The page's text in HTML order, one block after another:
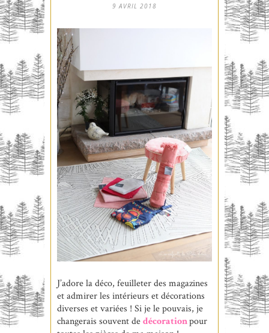
9 AVRIL 2018
J’adore la déco, feuilleter des magazines
et admirer les intérieurs et décorations
diverses et variées ! Si je le pouvais, je
changerais souvent dedécorationpour